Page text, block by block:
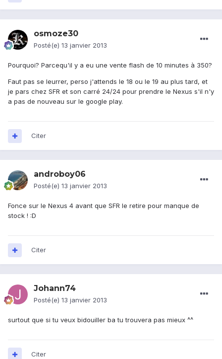
osmoze30
Posté(e) 13 janvier 2013
Pourquoi? Parcequ'il y a eu une vente flash de 10 minutes à 350?
Faut pas se leurrer, perso j'attends le 18 ou le 19 au plus tard, et
je pars chez SFR et son carré 24/24 pour prendre le Nexus s'il n'y
a pas de nouveau sur le google play.
Citer
androboy06
Posté(e) 13 janvier 2013
Fonce sur le Nexus 4 avant que SFR le retire pour manque de
stock ! :D
Citer
Johann74
Posté(e) 13 janvier 2013
surtout que si tu veux bidouiller ba tu trouvera pas mieux ^^
Citer